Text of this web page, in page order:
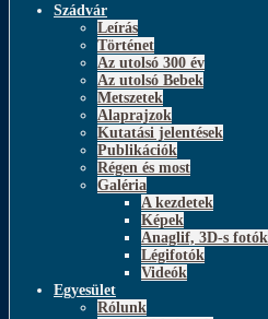
Szádvár
Leírás
Történet
Az utolsó 300 év
Az utolsó Bebek
Metszetek
Alaprajzok
Kutatási jelentések
Publikációk
Régen és most
Galéria
A kezdetek
Képek
Anaglif, 3D-s fotók
Légifotók
Videók
Egyesület
Rólunk